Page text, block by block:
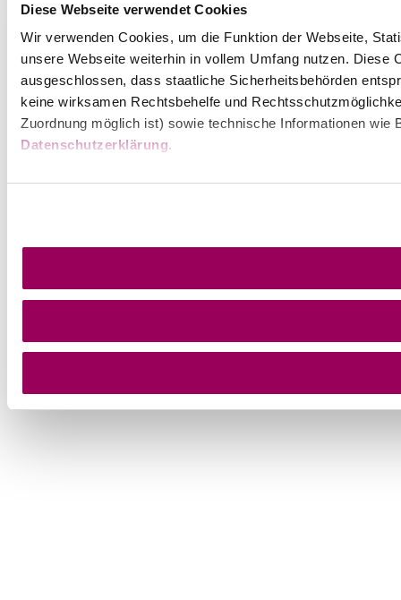
Diese Webseite verwendet Cookies
Wir verwenden Cookies, um die Funktion der Webseite,
unsere Webseite weiterhin in vollem Umfang nutzen.
ausgeschlossen, dass staatliche Sicherheitsbehörden
keine wirksamen Rechtsbehelfe und
Zuordnung möglich ist) sowie technische Informationen
Datenschutzerklärung.